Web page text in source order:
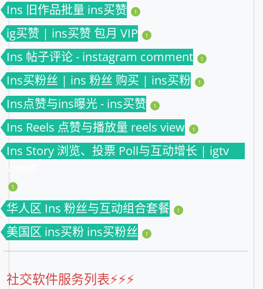
Ins 旧作品批量 ins买赞 1
ig买赞 | ins买赞 包月 VIP 1
Ins 帖子评论 - instagram comment 1
Ins买粉丝 | ins 粉丝 购买 | ins买粉 1
Ins点赞与ins曝光 - ins买赞 1
Ins Reels 点赞与播放量 reels view 1
Ins Story 浏览、投票 Poll与互动增长 | igtv
views
1
华人区 Ins 粉丝与互动组合套餐 1
美国区 ins买粉 ins买粉丝 1
社交软件服务列表⚡️⚡️⚡️